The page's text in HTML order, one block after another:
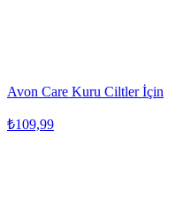
Avon Care Kuru Ciltler İçin
₺109,99